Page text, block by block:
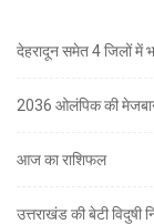
देहरादून समेत 4 जिलों में
2036 ओलंपिक की
आज का राशिफल
उत्तराखंड की बेटी विदुषी